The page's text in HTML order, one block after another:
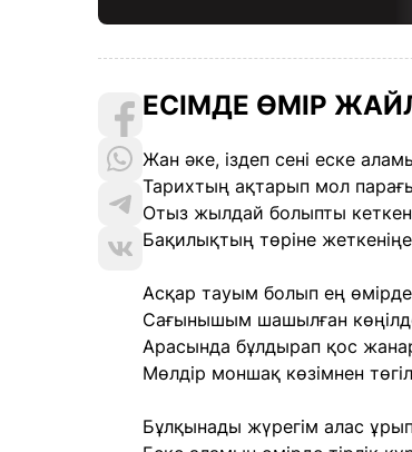
ЕСІМДЕ ӨМІР
Жан әке, іздеп сені еске
Тарихтың ақтарып мол
Отыз жылдай болыпты
Бақилықтың төріне жеткеніңе
Асқар тауым болып ең
Сағынышым шашылған
Арасында бұлдырап қос
Мөлдір моншақ көзімнен
Бұлқынады жүрегім алас